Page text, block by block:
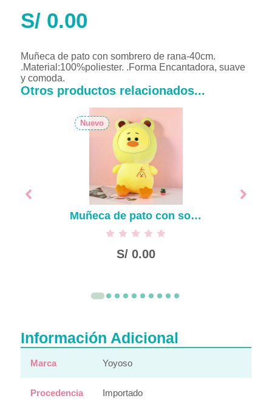
S/0.00
Muñeca de pato con sombrero de rana-40cm.
.Material:100%poliester. .Forma Encantadora, suave
y comoda.
Otros productos relacionados...
Nuevo
Muñeca de pato con sombrero de rana-50cm
S/0.00
Información Adicional
Marca Yoyoso
Procedencia Importado